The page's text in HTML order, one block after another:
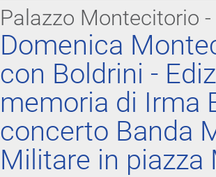
Palazzo Montecitorio
Domenica
con Boldrini -
memoria di Irma
concerto Banda
Militare in